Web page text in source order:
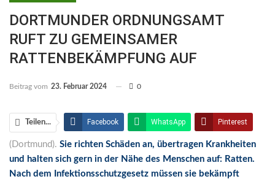
DORTMUNDER ORDNUNGSAMT
RUFT ZU GEMEINSAMER
RATTENBEKÄMPFUNG AUF
Beitrag vom 23. Februar 2024 0
Teilen... Facebook WhatsApp Pinterest
Email Linkedin Telegram
Facebook Messenger
(Dortmund). Sie richten Schäden an, übertragen Krankheiten
und halten sich gern in der Nähe des Menschen auf: Ratten.
Nach dem Infektionsschutzgesetz müssen sie bekämpft